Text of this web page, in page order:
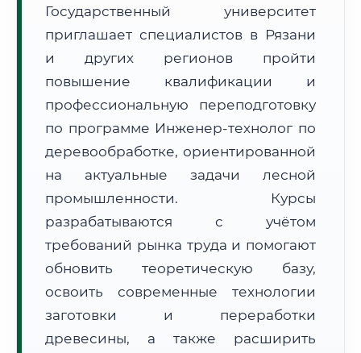
Субъект:
Рязанская область
Тел. код:
+7 (4912)
Почтовые индексы:
390000–390999
🗺️ Зона обслуживания: г. Рязань
Расчет логистики оригиналов:
• Маршрут транзита:
~2 724 км
• Экспресс-доставка СДЭК / Почтой: 4–6 рабочих дней
Государственный университет
приглашает специалистов в Рязани
и других регионов пройти
повышение квалификации и
профессиональную переподготовку
по программе Инженер-технолог по
деревообработке, ориентированной
на актуальные задачи лесной
промышленности. Курсы
разрабатываются с учётом
требований рынка труда и помогают
обновить теоретическую базу,
освоить современные технологии
заготовки и переработки
древесины, а также расширить